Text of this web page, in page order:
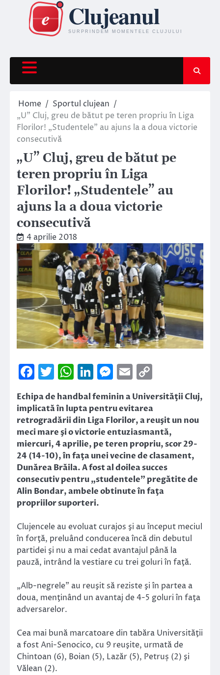
content
Home
Sportul clujean
„U” Cluj, greu de bătut pe teren propriu în Liga
Florilor! „Studentele” au ajuns la a doua victorie
consecutivă
„U” Cluj, greu de bătut pe
teren propriu în Liga
Florilor! „Studentele” au
ajuns la a doua victorie
consecutivă
4 aprilie 2018
Facebook
Twitter
WhatsApp
LinkedIn
Messenger
Email
Link
Echipa de handbal feminin a Universităţii Cluj,
implicată în lupta pentru evitarea
retrogradării din Liga Florilor, a reuşit un nou
meci mare şi o victorie entuziasmantă,
miercuri, 4 aprilie, pe teren propriu, scor 29-
24 (14-10), în faţa unei vecine de clasament,
Dunărea Brăila. A fost al doilea succes
consecutiv pentru „studentele” pregătite de
Alin Bondar, ambele obtinute în faţa
propriilor suporteri.
Clujencele au evoluat curajos şi au început meciul
în forţă, preluând conducerea încă din debutul
partidei şi nu a mai cedat avantajul până la
pauză, intrând la vestiare cu trei goluri în faţă.
„Alb-negrele” au reuşit să reziste şi în partea a
doua, menţinând un avantaj de 4-5 goluri în faţa
adversarelor.
Cea mai bună marcatoare din tabăra Universităţii
a fost Ani-Senocico, cu 9 reuşite, urmată de
Chintoan (6), Boian (5), Lazăr (5), Petruș (2) şi
Vălean (2).